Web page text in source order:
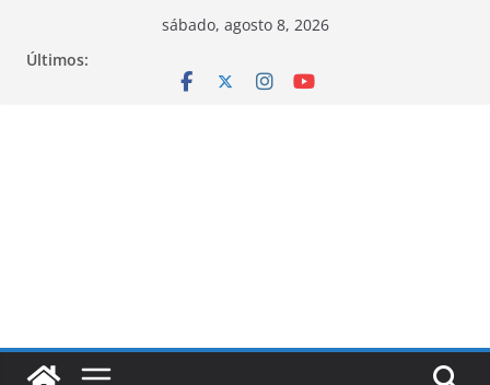
sábado, agosto 8, 2026
Últimos: